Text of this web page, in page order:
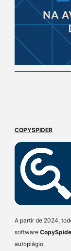
COPYSPIDER
A partir de 2024,
software
autoplágio.